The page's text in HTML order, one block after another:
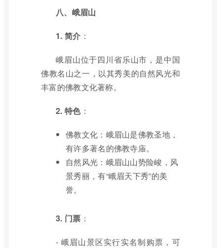
八、峨眉山
1. 简介 ：
峨眉山位于四川省乐山市，是中国
佛教名山之一，以其秀美的自然风光和
丰富的佛教文化著称。
2. 特色：
佛教文化：峨眉山是佛教圣地，
有许多著名的佛教寺庙。
自然风光：峨眉山山势险峻，风
景秀丽，有“峨眉天下秀”的美
誉。
3. 门票 ：
- 峨眉山景区实行实名制购票，可